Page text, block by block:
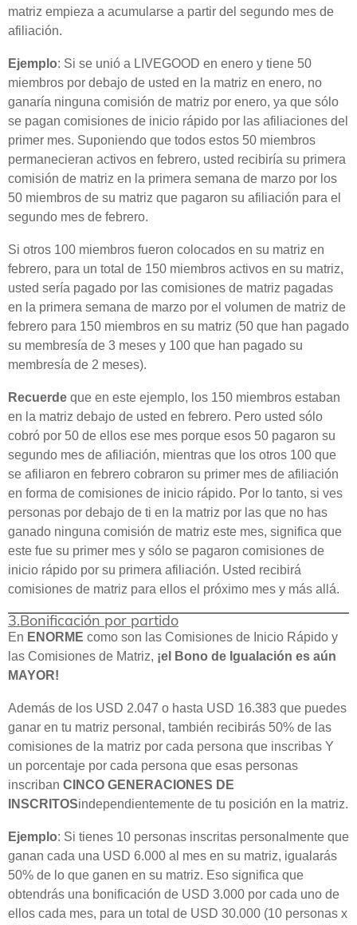
matriz empieza a acumularse a partir del segundo mes de
afiliación.
Ejemplo: Si se unió a LIVEGOOD en enero y tiene 50
miembros por debajo de usted en la matriz en enero, no
ganaría ninguna comisión de matriz por enero, ya que sólo
se pagan comisiones de inicio rápido por las afiliaciones del
primer mes. Suponiendo que todos estos 50 miembros
permanecieran activos en febrero, usted recibiría su primera
comisión de matriz en la primera semana de marzo por los
50 miembros de su matriz que pagaron su afiliación para el
segundo mes de febrero.
Si otros 100 miembros fueron colocados en su matriz en
febrero, para un total de 150 miembros activos en su matriz,
usted sería pagado por las comisiones de matriz pagadas
en la primera semana de marzo por el volumen de matriz de
febrero para 150 miembros en su matriz (50 que han pagado
su membresía de 3 meses y 100 que han pagado su
membresía de 2 meses).
Recuerde que en este ejemplo, los 150 miembros estaban
en la matriz debajo de usted en febrero. Pero usted sólo
cobró por 50 de ellos ese mes porque esos 50 pagaron su
segundo mes de afiliación, mientras que los otros 100 que
se afiliaron en febrero cobraron su primer mes de afiliación
en forma de comisiones de inicio rápido. Por lo tanto, si ves
personas por debajo de ti en la matriz por las que no has
ganado ninguna comisión de matriz este mes, significa que
este fue su primer mes y sólo se pagaron comisiones de
inicio rápido por su primera afiliación. Usted recibirá
comisiones de matriz para ellos el próximo mes y más allá.
3.Bonificación por partido
En ENORME como son las Comisiones de Inicio Rápido y
las Comisiones de Matriz, ¡el Bono de Igualación es aún
MAYOR!
Además de los USD 2.047 o hasta USD 16.383 que puedes
ganar en tu matriz personal, también recibirás 50% de las
comisiones de la matriz por cada persona que inscribas Y
un porcentaje por cada persona que esas personas
inscriban CINCO GENERACIONES DE
INSCRITOSindependientemente de tu posición en la matriz.
Ejemplo: Si tienes 10 personas inscritas personalmente que
ganan cada una USD 6.000 al mes en su matriz, igualarás
50% de lo que ganen en su matriz. Eso significa que
obtendrás una bonificación de USD 3.000 por cada uno de
ellos cada mes, para un total de USD 30.000 (10 personas x